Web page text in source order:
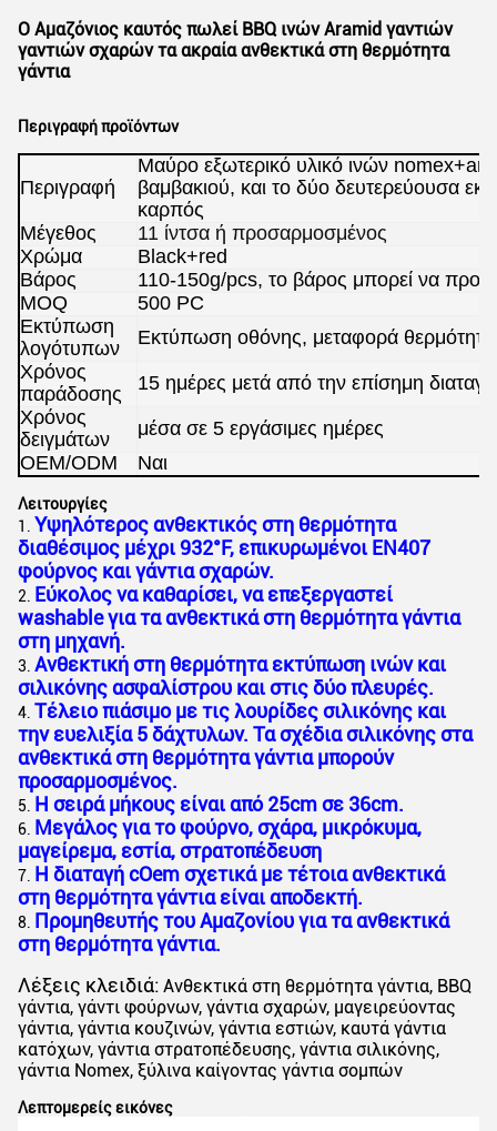
Ο Αμαζόνιος καυτός πωλεί BBQ ινών Aramid γαντιών
γαντιών σχαρών τα ακραία ανθεκτικά στη θερμότητα
γάντια
Περιγραφή προϊόντων
Περιγραφή
Μαύρο εξωτερικό υλικό ινών
βαμβακιού, και το δύο δευτερεύουσα
καρπός
Μέγεθος
11 ίντσα ή προσαρμοσμένος
Χρώμα
Black+red
Βάρος
110-150g/pcs, το βάρος μπορεί να
MOQ
500 PC
Εκτύπωση
λογότυπων
Εκτύπωση οθόνης, μεταφορά
Χρόνος
παράδοσης
15 ημέρες μετά από την επίσημη διαταγή
Χρόνος
δειγμάτων
μέσα σε 5 εργάσιμες ημέρες
OEM/ODM
Ναι
Λειτουργίες
1. Υψηλότερος ανθεκτικός στη θερμότητα
διαθέσιμος μέχρι 932°F, επικυρωμένοι EN407
φούρνος και γάντια σχαρών.
2. Εύκολος να καθαρίσει, να επεξεργαστεί
washable για τα ανθεκτικά στη θερμότητα γάντια
στη μηχανή.
3. Ανθεκτική στη θερμότητα εκτύπωση ινών και
σιλικόνης ασφαλίστρου και στις δύο πλευρές.
4. Τέλειο πιάσιμο με τις λουρίδες σιλικόνης και
την ευελιξία 5 δάχτυλων. Τα σχέδια σιλικόνης στα
ανθεκτικά στη θερμότητα γάντια μπορούν
προσαρμοσμένος.
5. Η σειρά μήκους είναι από 25cm σε 36cm.
6. Μεγάλος για το φούρνο, σχάρα, μικρόκυμα,
μαγείρεμα, εστία, στρατοπέδευση
7. Η διαταγή cOem σχετικά με τέτοια ανθεκτικά
στη θερμότητα γάντια είναι αποδεκτή.
8. Προμηθευτής του Αμαζονίου για τα ανθεκτικά
στη θερμότητα γάντια.
Λέξεις κλειδιά: Ανθεκτικά στη θερμότητα γάντια, BBQ
γάντια, γάντι φούρνων, γάντια σχαρών, μαγειρεύοντας
γάντια, γάντια κουζινών, γάντια εστιών, καυτά γάντια
κατόχων, γάντια στρατοπέδευσης, γάντια σιλικόνης,
γάντια Nomex, ξύλινα καίγοντας γάντια σομπών
Λεπτομερείς εικόνες